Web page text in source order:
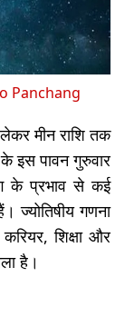
Panchang
मीन राशि तक
इस पावन गुरुवार
के प्रभाव से कई
ज्योतिषीय गणना
शिक्षा और
है।